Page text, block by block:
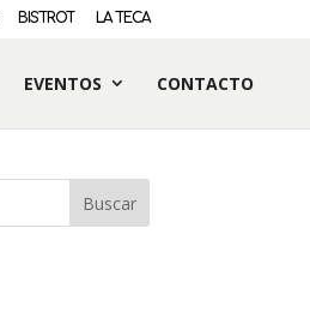
BISTROT LA TECA
EVENTOS CONTACTO